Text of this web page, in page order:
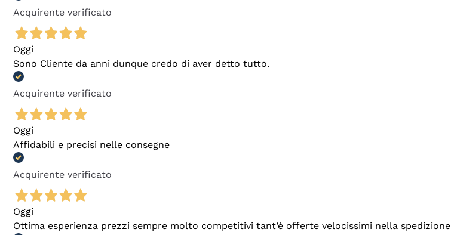
Acquirente verificato
Oggi
Sono Cliente da anni dunque credo di aver detto tutto.
Acquirente verificato
Oggi
Affidabili e precisi nelle consegne
Acquirente verificato
Oggi
Ottima esperienza prezzi sempre molto competitivi tant’è offerte velocissimi nella spedizione